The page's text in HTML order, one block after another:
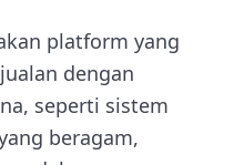
platform yang
dengan
seperti sistem
beragam,